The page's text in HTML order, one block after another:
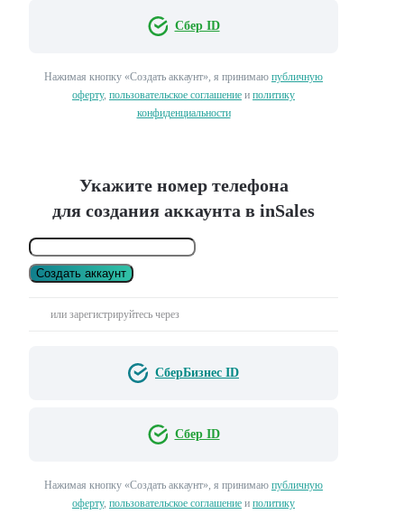
Сбер ID
Нажимая кнопку «Создать аккаунт», я принимаю публичную
оферту, пользовательское соглашение и политику
конфиденциальности
Укажите номер телефона
для создания аккаунта в inSales
Создать аккаунт
или зарегистрируйтесь через
СберБизнес ID
Сбер ID
Нажимая кнопку «Создать аккаунт», я принимаю публичную
оферту, пользовательское соглашение и политику